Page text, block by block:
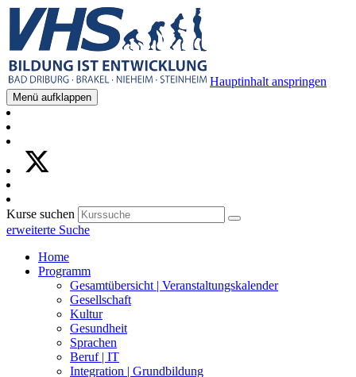
Hauptinhalt anspringen
Menü aufklappen
Kurse suchen
erweiterte Suche
Home
Programm
Gesamtübersicht | Veranstaltungskalender
Gesellschaft
Kultur
Gesundheit
Sprachen
Beruf | IT
Integration | Grundbildung